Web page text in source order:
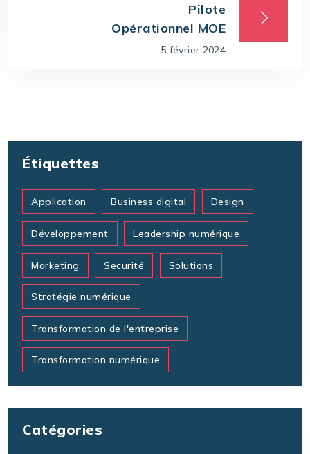
Pilote
Opérationnel MOE
5 février 2024
Étiquettes
Application Business digital Design
Développement Leadership numérique
Marketing Securité Solutions
Stratégie numérique
Transformation de l'entreprise
Transformation numérique
Catégories